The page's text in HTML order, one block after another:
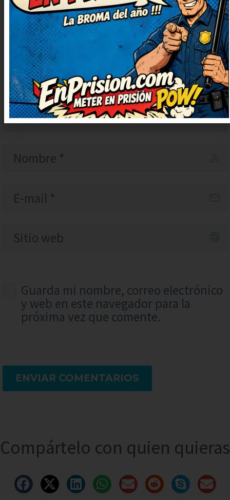
Guarda mi nombre, correo electrónico
y web en este navegador para la
próxima vez que comente.
ENVIAR COMENTARIOS
Compártelo con quien quieras